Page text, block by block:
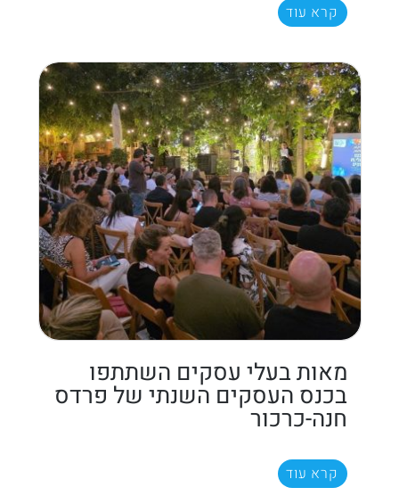
קרא עוד
מאות בעלי עסקים השתתפו
בכנס העסקים השנתי של פרדס
חנה-כרכור
קרא עוד